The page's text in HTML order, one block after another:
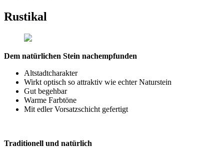
Rustikal
Dem natürlichen Stein nachempfunden
Altstadtcharakter
Wirkt optisch so attraktiv wie echter Naturstein
Gut begehbar
Warme Farbtöne
Mit edler Vorsatzschicht gefertigt
Traditionell und natürlich